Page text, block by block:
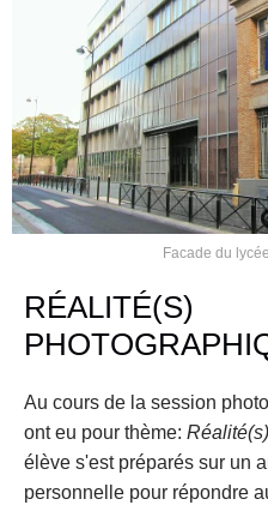
Facade du
RÉALITÉ(S)
Au cours de la session
ont eu pour thème:
élève s'est préparés sur un
personnelle pour répondre